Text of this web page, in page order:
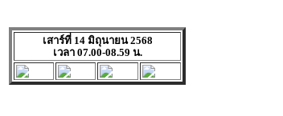
เสาร์ที่ 14 มิถุนายน 2568
เวลา 07.00-08.59 น.